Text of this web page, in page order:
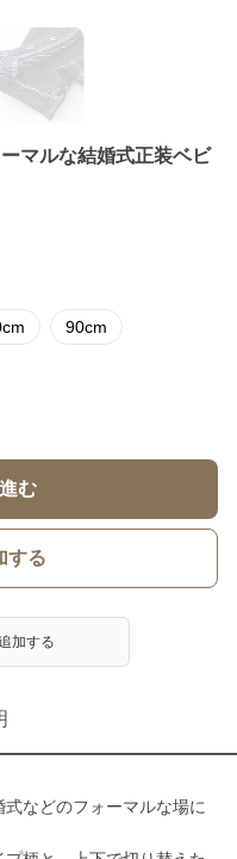
マルな結婚式正装ベビ
90cm
む
する
加する
などのフォーマルな場に